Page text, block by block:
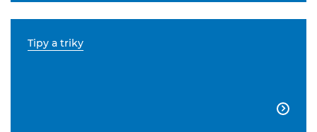
Tipy a triky
